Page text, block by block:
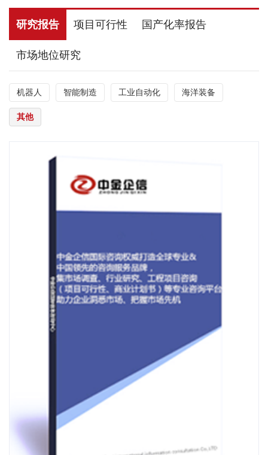
研究报告 项目可行性 国产化率报告
市场地位研究
机器人 智能制造 工业自动化 海洋装备
其他